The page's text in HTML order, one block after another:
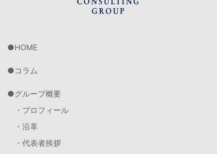
HOME
コラム
グループ概要
・プロフィール
・沿革
・代表者挨拶